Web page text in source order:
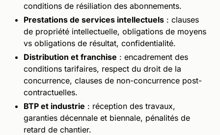
conditions de résiliation des abonnements.
Prestations de services intellectuels : clauses
de propriété intellectuelle, obligations de moyens
vs obligations de résultat, confidentialité.
Distribution et franchise : encadrement des
conditions tarifaires, respect du droit de la
concurrence, clauses de non-concurrence post-
contractuelles.
BTP et industrie : réception des travaux,
garanties décennale et biennale, pénalités de
retard de chantier.